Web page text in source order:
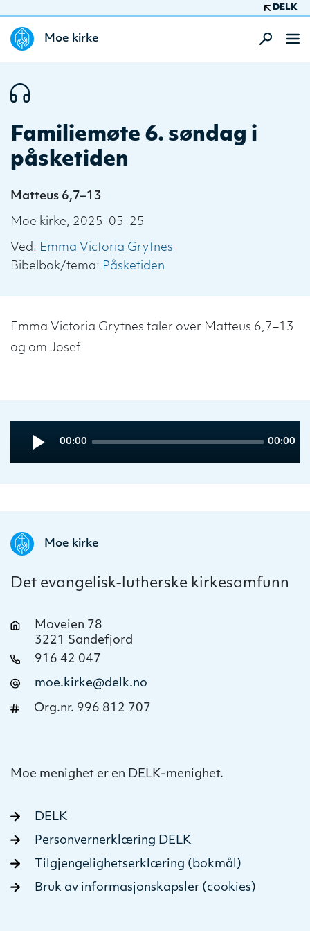
DELK
Moe kirke
Familiemøte 6. søndag i
påsketiden
Matteus 6,7–13
Moe kirke, 2025-05-25
Ved: Emma Victoria Grytnes
Bibelbok/tema: Påsketiden
Emma Victoria Grytnes taler over Matteus 6,7–13
og om Josef
Player
Current
00:00
Total
00:00
Moe kirke
Det evangelisk-lutherske kirkesamfunn
Moveien 78
3221 Sandefjord
916 42 047
moe.kirke@delk.no
Org.nr. 996 812 707
Moe menighet er en DELK-menighet.
DELK
Personvernerklæring DELK
Tilgjengelighetserklæring (bokmål)
Bruk av informasjonskapsler (cookies)